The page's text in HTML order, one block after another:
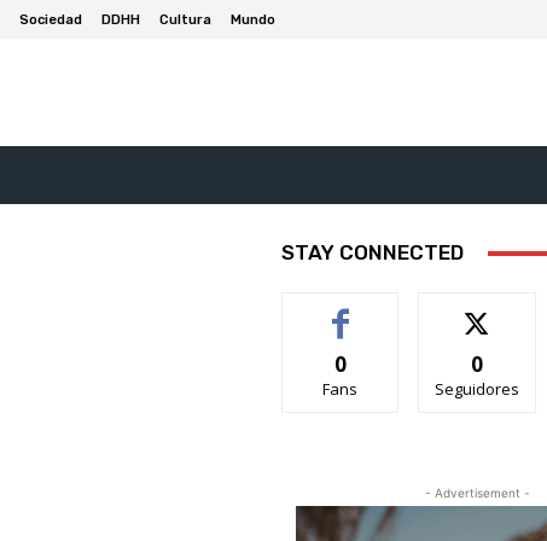
Sociedad DDHH Cultura Mundo
STAY CONNECTED
0
Fans
0
Seguidores
- Advertisement -